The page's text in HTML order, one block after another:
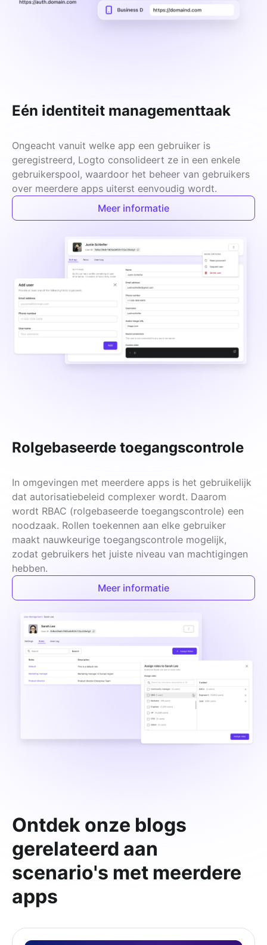
Eén identiteit managementtaak
Ongeacht vanuit welke app een gebruiker is
geregistreerd, Logto consolideert ze in een enkele
gebruikerspool, waardoor het beheer van gebruikers
over meerdere apps uiterst eenvoudig wordt.
Meer informatie
Rolgebaseerde toegangscontrole
In omgevingen met meerdere apps is het gebruikelijk
dat autorisatiebeleid complexer wordt. Daarom
wordt RBAC (rolgebaseerde toegangscontrole) een
noodzaak. Rollen toekennen aan elke gebruiker
maakt nauwkeurige toegangscontrole mogelijk,
zodat gebruikers het juiste niveau van machtigingen
hebben.
Meer informatie
Ontdek onze blogs
gerelateerd aan
scenario's met meerdere
apps